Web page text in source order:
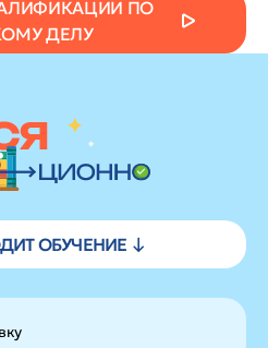
ПО
ДЕЛУ
ОБУЧЕНИЕ ↓